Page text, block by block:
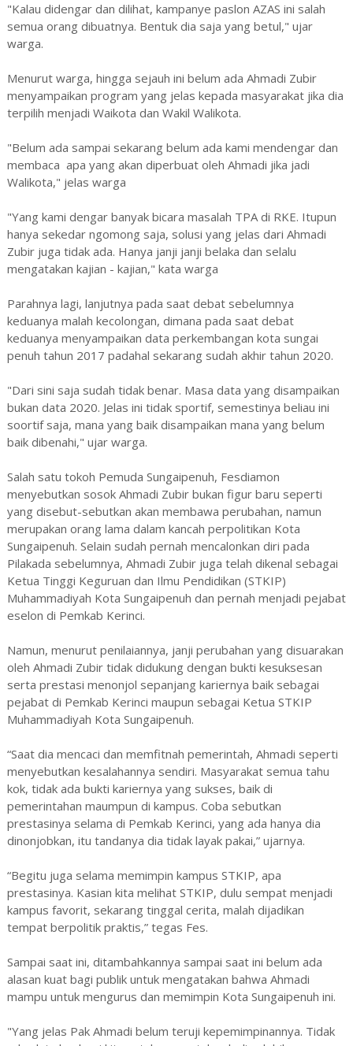
"Kalau didengar dan dilihat, kampanye paslon AZAS ini salah
semua orang dibuatnya. Bentuk dia saja yang betul," ujar
warga.
Menurut warga, hingga sejauh ini belum ada Ahmadi Zubir
menyampaikan program yang jelas kepada masyarakat jika dia
terpilih menjadi Waikota dan Wakil Walikota.
"Belum ada sampai sekarang belum ada kami mendengar dan
membaca apa yang akan diperbuat oleh Ahmadi jika jadi
Walikota," jelas warga
"Yang kami dengar banyak bicara masalah TPA di RKE. Itupun
hanya sekedar ngomong saja, solusi yang jelas dari Ahmadi
Zubir juga tidak ada. Hanya janji janji belaka dan selalu
mengatakan kajian - kajian," kata warga
Parahnya lagi, lanjutnya pada saat debat sebelumnya
keduanya malah kecolongan, dimana pada saat debat
keduanya menyampaikan data perkembangan kota sungai
penuh tahun 2017 padahal sekarang sudah akhir tahun 2020.
"Dari sini saja sudah tidak benar. Masa data yang disampaikan
bukan data 2020. Jelas ini tidak sportif, semestinya beliau ini
soortif saja, mana yang baik disampaikan mana yang belum
baik dibenahi," ujar warga.
Salah satu tokoh Pemuda Sungaipenuh, Fesdiamon
menyebutkan sosok Ahmadi Zubir bukan figur baru seperti
yang disebut-sebutkan akan membawa perubahan, namun
merupakan orang lama dalam kancah perpolitikan Kota
Sungaipenuh. Selain sudah pernah mencalonkan diri pada
Pilakada sebelumnya, Ahmadi Zubir juga telah dikenal sebagai
Ketua Tinggi Keguruan dan Ilmu Pendidikan (STKIP)
Muhammadiyah Kota Sungaipenuh dan pernah menjadi pejabat
eselon di Pemkab Kerinci.
Namun, menurut penilaiannya, janji perubahan yang disuarakan
oleh Ahmadi Zubir tidak didukung dengan bukti kesuksesan
serta prestasi menonjol sepanjang kariernya baik sebagai
pejabat di Pemkab Kerinci maupun sebagai Ketua STKIP
Muhammadiyah Kota Sungaipenuh.
“Saat dia mencaci dan memfitnah pemerintah, Ahmadi seperti
menyebutkan kesalahannya sendiri. Masyarakat semua tahu
kok, tidak ada bukti kariernya yang sukses, baik di
pemerintahan maumpun di kampus. Coba sebutkan
prestasinya selama di Pemkab Kerinci, yang ada hanya dia
dinonjobkan, itu tandanya dia tidak layak pakai,” ujarnya.
“Begitu juga selama memimpin kampus STKIP, apa
prestasinya. Kasian kita melihat STKIP, dulu sempat menjadi
kampus favorit, sekarang tinggal cerita, malah dijadikan
tempat berpolitik praktis,” tegas Fes.
Sampai saat ini, ditambahkannya sampai saat ini belum ada
alasan kuat bagi publik untuk mengatakan bahwa Ahmadi
mampu untuk mengurus dan memimpin Kota Sungaipenuh ini.
"Yang jelas Pak Ahmadi belum teruji kepemimpinannya. Tidak